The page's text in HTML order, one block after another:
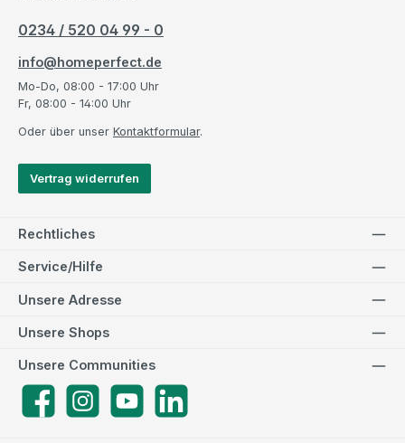
0234 / 520 04 99 - 0
info@homeperfect.de
Mo-Do, 08:00 - 17:00 Uhr
Fr, 08:00 - 14:00 Uhr
Oder über unser Kontaktformular.
Vertrag widerrufen
Rechtliches
Service/Hilfe
Unsere Adresse
Unsere Communities
FacebookInstagramYouTube
Unsere Shops